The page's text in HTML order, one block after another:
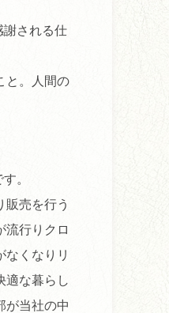
謝される仕
と。人間の
。
販売を行う
流行りクロ
なくなりリ
適な暮らし
が当社の中